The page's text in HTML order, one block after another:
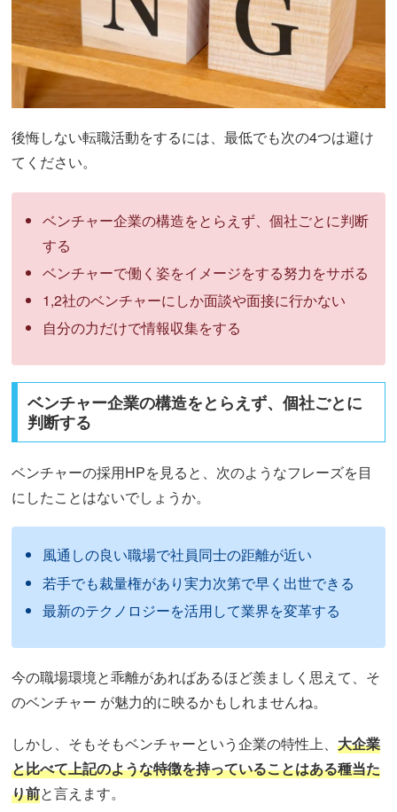
後悔しない転職活動をするには、最低でも次の4つは避け
てください。
ベンチャー企業の構造をとらえず、個社ごとに判断
する
ベンチャーで働く姿をイメージをする努力をサボる
1,2社のベンチャーにしか面談や面接に行かない
自分の力だけで情報収集をする
ベンチャー企業の構造をとらえず、個社ごとに
判断する
ベンチャーの採用HPを見ると、次のようなフレーズを目
にしたことはないでしょうか。
風通しの良い職場で社員同士の距離が近い
若手でも裁量権があり実力次第で早く出世できる
最新のテクノロジーを活用して業界を変革する
今の職場環境と乖離があればあるほど羨ましく思えて、そ
のベンチャー が魅力的に映るかもしれませんね。
しかし、そもそもベンチャーという企業の特性上、大企業
と比べて上記のような特徴を持っていることはある種当た
り前と言えます。